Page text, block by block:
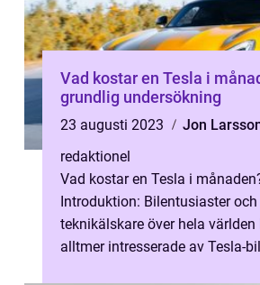
Vad kostar en Tesla i
grundlig undersökning
23 augusti 2023
Jon
redaktionel
Vad kostar en Tesla i
Introduktion: Bilentusiaster och
teknikälskare över hela
alltmer intresserade av Tesla-